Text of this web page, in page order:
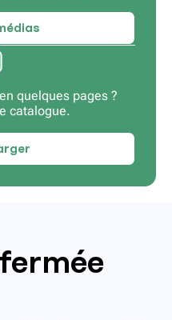
quelques pages ?
catalogue.